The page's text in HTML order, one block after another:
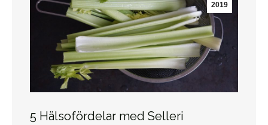
2019
5 Hälsofördelar med Selleri